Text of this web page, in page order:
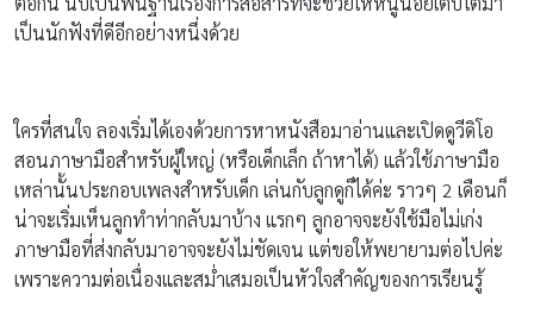
เป็นนักฟังที่ดีอีกอย่างหนึ่งด้วย
ใครที่สนใจ ลองเริ่มได้เองด้วยการหาหนังสือมาอ่านและเปิดดูวีดิโอ
สอนภาษามือสำหรับผู้ใหญ่ (หรือเด็กเล็ก ถ้าหาได้) แล้วใช้ภาษามือ
เหล่านั้นประกอบเพลงสำหรับเด็ก เล่นกับลูกดูก็ได้ค่ะ ราวๆ 2 เดือนก็
น่าจะเริ่มเห็นลูกทำท่ากลับมาบ้าง แรกๆ ลูกอาจจะยังใช้มือไม่เก่ง
ภาษามือที่ส่งกลับมาอาจจะยังไม่ชัดเจน แต่ขอให้พยายามต่อไปค่ะ
เพราะความต่อเนื่องและสม่ำเสมอเป็นหัวใจสำคัญของการเรียนรู้